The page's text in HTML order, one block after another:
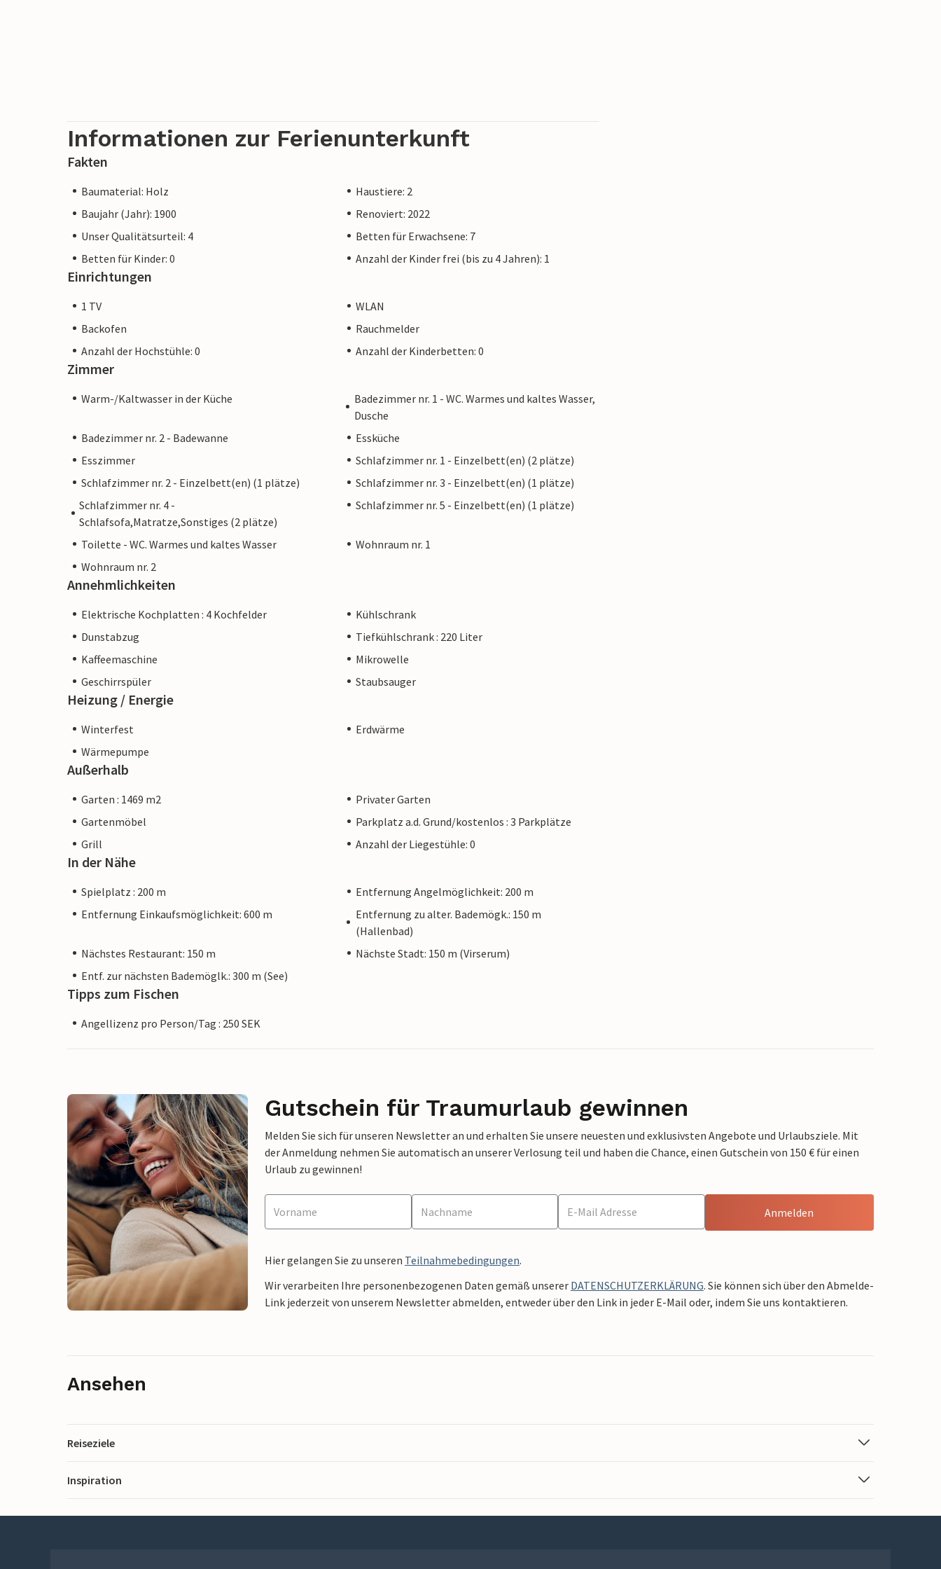
Informationen zur Ferienunterkunft
Fakten
Baumaterial: Holz
Haustiere: 2
Baujahr (Jahr): 1900
Renoviert: 2022
Unser Qualitätsurteil: 4
Betten für Erwachsene: 7
Betten für Kinder: 0
Anzahl der Kinder frei (bis zu 4 Jahren): 1
Einrichtungen
1 TV
WLAN
Backofen
Rauchmelder
Anzahl der Hochstühle: 0
Anzahl der Kinderbetten: 0
Zimmer
Warm-/Kaltwasser in der Küche
Badezimmer nr. 1 - WC. Warmes und kaltes Wasser,
Dusche
Badezimmer nr. 2 - Badewanne
Essküche
Esszimmer
Schlafzimmer nr. 1 - Einzelbett(en) (2 plätze)
Schlafzimmer nr. 2 - Einzelbett(en) (1 plätze)
Schlafzimmer nr. 3 - Einzelbett(en) (1 plätze)
Schlafzimmer nr. 4 -
Schlafsofa,Matratze,Sonstiges (2 plätze)
Schlafzimmer nr. 5 - Einzelbett(en) (1 plätze)
Toilette - WC. Warmes und kaltes Wasser
Wohnraum nr. 1
Wohnraum nr. 2
Annehmlichkeiten
Elektrische Kochplatten : 4 Kochfelder
Kühlschrank
Dunstabzug
Tiefkühlschrank : 220 Liter
Kaffeemaschine
Mikrowelle
Geschirrspüler
Staubsauger
Heizung / Energie
Winterfest
Erdwärme
Wärmepumpe
Außerhalb
Garten : 1469 m2
Privater Garten
Gartenmöbel
Parkplatz a.d. Grund/kostenlos : 3 Parkplätze
Grill
Anzahl der Liegestühle: 0
In der Nähe
Spielplatz : 200 m
Entfernung Angelmöglichkeit: 200 m
Entfernung Einkaufsmöglichkeit: 600 m
Entfernung zu alter. Bademögk.: 150 m
(Hallenbad)
Nächstes Restaurant: 150 m
Nächste Stadt: 150 m (Virserum)
Entf. zur nächsten Bademöglk.: 300 m (See)
Tipps zum Fischen
Angellizenz pro Person/Tag : 250 SEK
Gutschein für Traumurlaub gewinnen
Melden Sie sich für unseren Newsletter an und erhalten Sie unsere neuesten und exklusivsten Angebote und Urlaubsziele. Mit
der Anmeldung nehmen Sie automatisch an unserer Verlosung teil und haben die Chance, einen Gutschein von 150 € für einen
Urlaub zu gewinnen!
Anmelden
Hier gelangen Sie zu unseren Teilnahmebedingungen.
Wir verarbeiten Ihre personenbezogenen Daten gemäß unserer DATENSCHUTZERKLÄRUNG. Sie können sich über den Abmelde-
Link jederzeit von unserem Newsletter abmelden, entweder über den Link in jeder E-Mail oder, indem Sie uns kontaktieren.
Ansehen
Reiseziele
Inspiration